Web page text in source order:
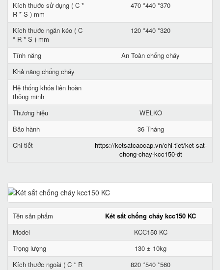
Kích thước sử dụng ( C *
R * S ) mm
470 *440 *370
Kích thước ngăn kéo ( C
* R * S ) mm
120 *440 *320
Tính năng
An Toàn chống cháy
Khả năng chống cháy
Hệ thống khóa liên hoàn
thông minh
Thương hiệu
WELKO
Bảo hành
36 Tháng
Chi tiết
https://ketsatcaocap.vn/chi-tiet/ket-sat-
chong-chay-kcc150-dt
Tên sản phẩm
Két sắt chống cháy kcc150 KC
Model
KCC150 KC
Trọng lượng
130 ± 10kg
Kích thước ngoài ( C * R
820 *540 *560